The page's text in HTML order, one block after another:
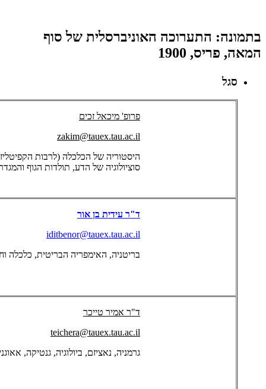
בתמונה: התערוכה האוניברסלית של סוף
המאה, פריס, 1900
סגל
פרופ' מיכאל זכים
zakim@tauex.tau.ac.il
היסטוריה של הכלכלה (לרבות
סוציולוגיה של הדע, תולדות הגוף
ד"ר עידית בן אור
iditbenor@tauex.tau.ac.il
בריטניה, האימפריה הבריטית, כלכלה
ד"ר אמיר טייכר
teichera@tauex.tau.ac.il
גרמניה, נאציזם, ביולוגיה, גנטיקה,